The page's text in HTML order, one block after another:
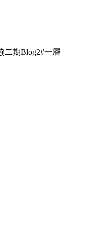
二期Blog2#一層